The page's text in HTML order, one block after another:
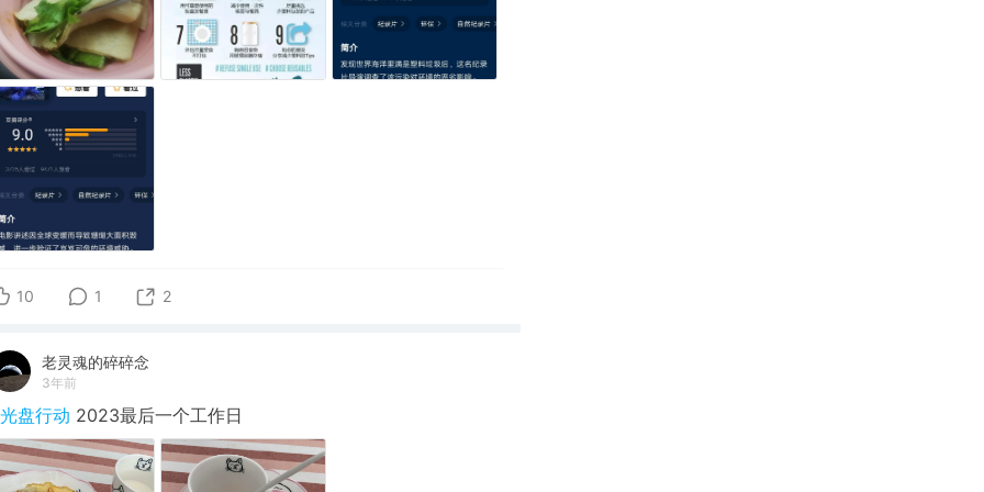
10 1 2
老灵魂的碎碎念
3年前
盘行动 2023最后一个工作日